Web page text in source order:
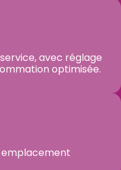
avec réglage
optimisée.
emplacement